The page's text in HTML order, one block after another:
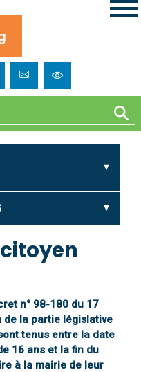
n° 98-180 du 17
la partie législative
tenus entre la date
16 ans et la fin du
à la mairie de leur